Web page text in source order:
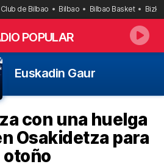
de Bilbao Bilbao Bilbao Basket
POPULAR
Euskadin Gaur
con una huelga
Osakidetza para
otoño